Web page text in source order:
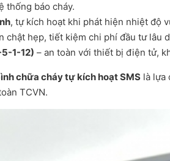
thống báo cháy.
, tự kích hoạt khi phát hiện nhiệt độ
chật hẹp, tiết kiệm chi phí đầu tư lâu
1-12) – an toàn với thiết bị điện tử,
chữa cháy tự kích hoạt SMS là lựa
TCVN.